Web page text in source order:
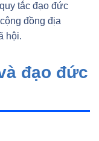
tắc đạo đức
đồng địa
hội.
đạo đức